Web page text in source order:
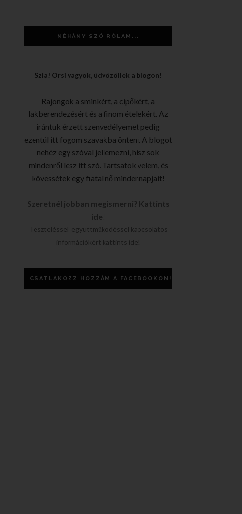
NÉHÁNY SZÓ RÓLAM...
Szia! Orsi vagyok, üdvözöllek a blogon!
Rajongok a sminkért, a cipőkért, a
lakberendezésért és a finom ételekért. Az
irántuk érzett szenvedélyemet pedig
ezentúl itt fogom szavakba önteni. A blogot
nehéz egy szóval jellemezni, hisz sok
mindenről lesz itt szó. Tartsatok velem, és
kövessétek egy fiatal nő mindennapjait!
Szeretnél jobban megismerni? Kattints
ide!
Teszteléssel, együttműködéssel kapcsolatos
információkért kattints ide!
CSATLAKOZZ HOZZÁM A FACEBOOKON!